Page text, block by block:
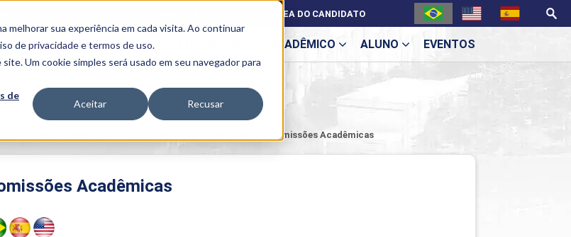
melhorar sua experiência em cada visita. Ao continuar
deprivacidade e termos de uso.
Um cookie simples será usado em seu navegador para
de
Aceitar Recusar
ACADÊMICO
Acadêmicos
PIME
MPHU
ALUNO EVENTOS
ÁREA DO CANDIDATO
Comissões Acadêmicas
Acadêmicas